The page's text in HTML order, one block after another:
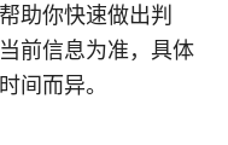
助你快速做出判
前信息为准，具体
间而异。